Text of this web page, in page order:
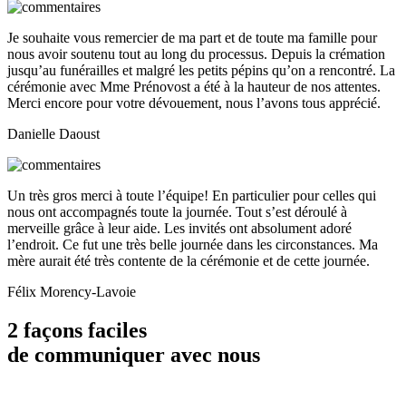
Je souhaite vous remercier de ma part et de toute ma famille pour
nous avoir soutenu tout au long du processus. Depuis la crémation
jusqu’au funérailles et malgré les petits pépins qu’on a rencontré. La
cérémonie avec Mme Prénovost a été à la hauteur de nos attentes.
Merci encore pour votre dévouement, nous l’avons tous apprécié.
Danielle Daoust
Un très gros merci à toute l’équipe! En particulier pour celles qui
nous ont accompagnés toute la journée. Tout s’est déroulé à
merveille grâce à leur aide. Les invités ont absolument adoré
l’endroit. Ce fut une très belle journée dans les circonstances. Ma
mère aurait été très contente de la cérémonie et de cette journée.
Félix Morency-Lavoie
2 façons faciles
de communiquer avec nous